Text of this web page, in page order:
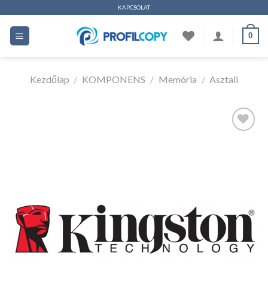
tartalomhoz
KAPCSOLAT
0
Kezdőlap / KOMPONENS / Memória / Asztali